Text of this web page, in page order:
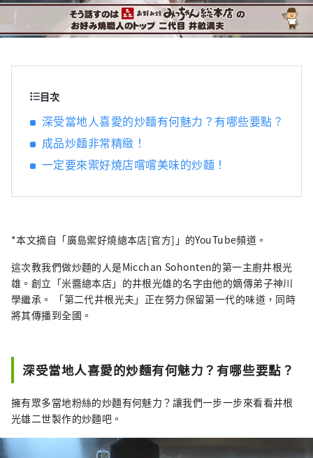
目次
深受當地人喜愛的炒麵有何魅力？有哪些要點？
成品炒麵非常精緻！
一定要來禦好燒店嚐嚐美味的炒麵！
*本文摘自「廣島禦好燒總本店[官方]」的YouTube頻道。
這次教我們做炒麵的人是Micchan Sohonten的第一主廚井根光
雄。創立「米醬總本店」的井根光雄的名字由他的嫡傳弟子神川
學繼承。 「第二代井根光夫」正在努力保留第一代的味道，同時
將其傳播到全國。
深受當地人喜愛的炒麵有何魅力？有哪些要點？
擁有眾多當地粉絲的炒麵有何魅力？讓我們一步一步來看看井根
光雄二世製作的炒麵吧。